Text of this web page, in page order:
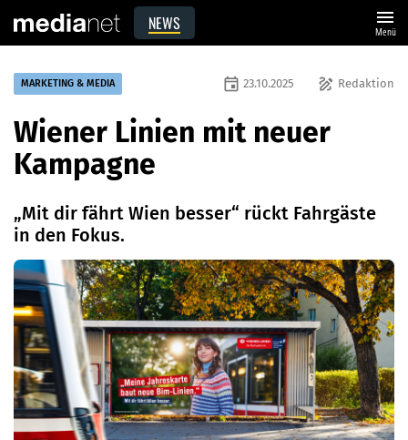
NEWS menu
Menü
MARKETING & MEDIA draw Redaktion
event 23.10.2025
Wiener Linien mit neuer
Kampagne
„Mit dir fährt Wien besser“ rückt Fahrgäste
in den Fokus.